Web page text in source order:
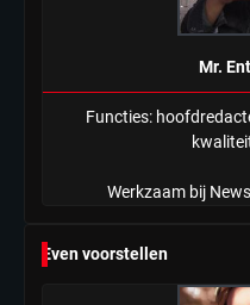
Mr.
Functies:
Werkzaam bij
Even voorstellen